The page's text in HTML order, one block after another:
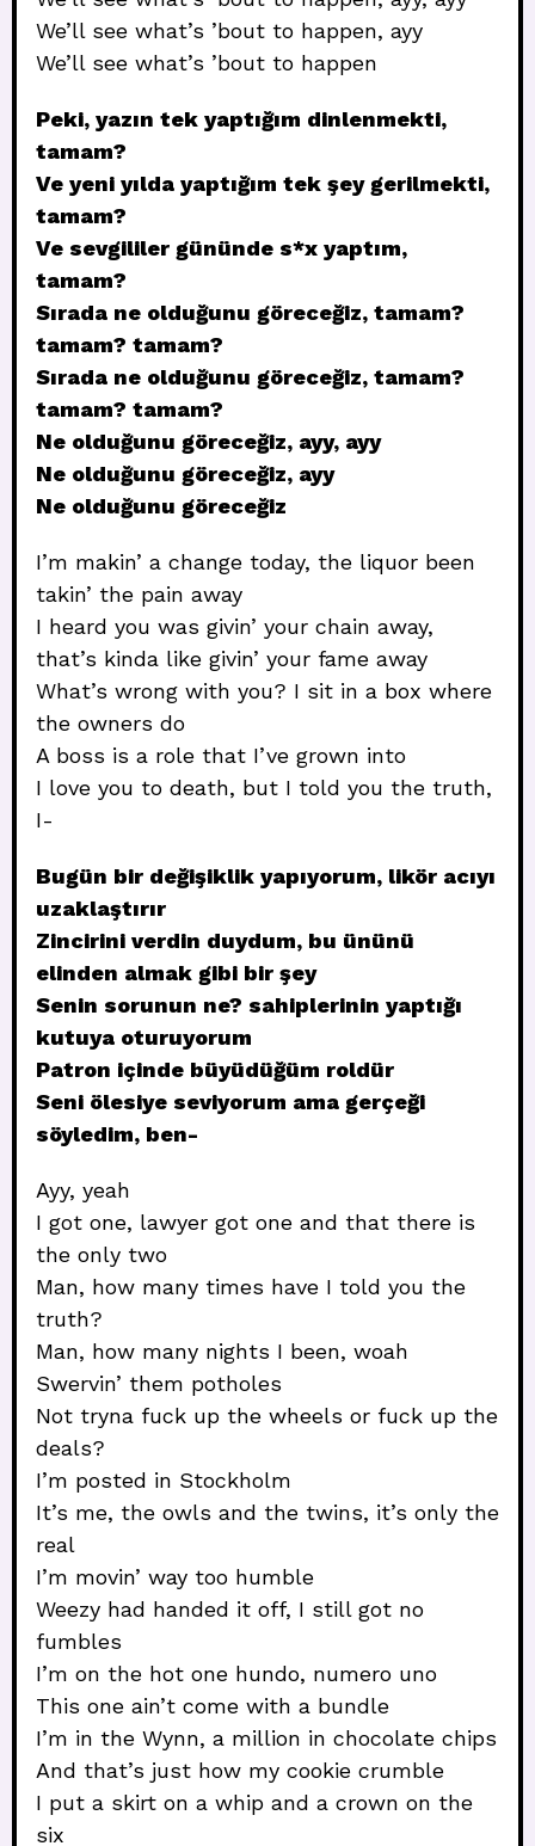
We’ll see what’s ’bout to happen, ayy
We’ll see what’s ’bout to happen
Peki, yazın tek yaptığım dinlenmekti,
tamam?
Ve yeni yılda yaptığım tek şey gerilmekti,
tamam?
Ve sevgililer gününde s*x yaptım,
tamam?
Sırada ne olduğunu göreceğiz, tamam?
tamam? tamam?
Sırada ne olduğunu göreceğiz, tamam?
tamam? tamam?
Ne olduğunu göreceğiz, ayy, ayy
Ne olduğunu göreceğiz, ayy
Ne olduğunu göreceğiz
I’m makin’ a change today, the liquor been
takin’ the pain away
I heard you was givin’ your chain away,
that’s kinda like givin’ your fame away
What’s wrong with you? I sit in a box where
the owners do
A boss is a role that I’ve grown into
I love you to death, but I told you the truth,
I-
Bugün bir değişiklik yapıyorum, likör acıyı
uzaklaştırır
Zincirini verdin duydum, bu ününü
elinden almak gibi bir şey
Senin sorunun ne? sahiplerinin yaptığı
kutuya oturuyorum
Patron içinde büyüdüğüm roldür
Seni ölesiye seviyorum ama gerçeği
söyledim, ben-
Ayy, yeah
I got one, lawyer got one and that there is
the only two
Man, how many times have I told you the
truth?
Man, how many nights I been, woah
Swervin’ them potholes
Not tryna fuck up the wheels or fuck up the
deals?
I’m posted in Stockholm
It’s me, the owls and the twins, it’s only the
real
I’m movin’ way too humble
Weezy had handed it off, I still got no
fumbles
I’m on the hot one hundo, numero uno
This one ain’t come with a bundle
I’m in the Wynn, a million in chocolate chips
And that’s just how my cookie crumble
I put a skirt on a whip and a crown on the
six